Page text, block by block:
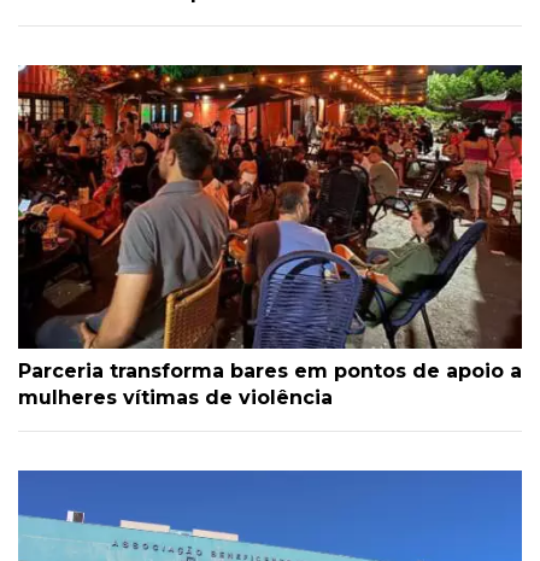
Parceria transforma bares em pontos de apoio a
mulheres vítimas de violência